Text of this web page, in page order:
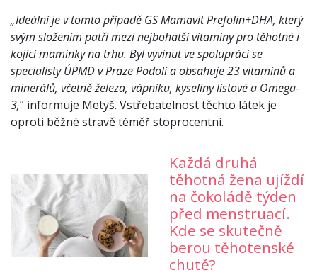
„Ideální je v tomto případě GS Mamavit Prefolin+DHA, který
svým složením patří mezi nejbohatší vitaminy pro těhotné i
kojící maminky na trhu. Byl vyvinut ve spolupráci se
specialisty ÚPMD v Praze Podolí a obsahuje 23 vitamínů a
minerálů, včetně železa, vápníku, kyseliny listové a Omega-
3,” informuje Metyš. Vstřebatelnost těchto látek je
oproti běžné stravě téměř stoprocentní.
Každá druhá
těhotná žena ujíždí
na čokoládě týden
před menstruací.
Kde se skutečně
berou těhotenské
chutě?